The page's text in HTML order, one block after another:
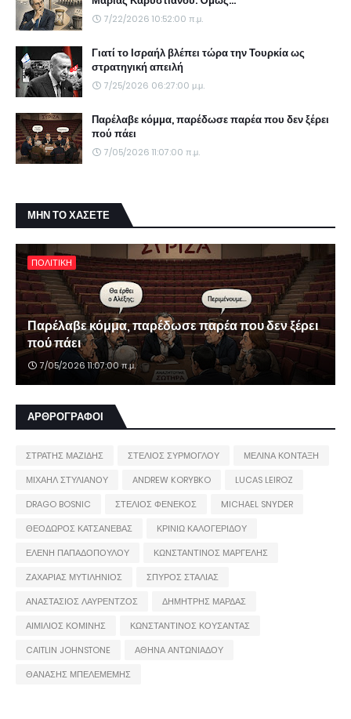
7/22/2026 10:52:00 π.μ.
Γιατί το Ισραήλ βλέπει τώρα την Τουρκία ως
στρατηγική απειλή
7/25/2026 06:27:00 μ.μ.
Παρέλαβε κόμμα, παρέδωσε παρέα που δεν ξέρει
πού πάει
7/05/2026 11:07:00 π.μ.
ΜΗΝ ΤΟ ΧΑΣΕΤΕ
ΠΟΛΙΤΙΚΗ
Παρέλαβε κόμμα, παρέδωσε παρέα που δεν ξέρει
πού πάει
7/05/2026 11:07:00 π.μ.
ΑΡΘΡΟΓΡΑΦΟΙ
ΣΤΡΑΤΗΣ ΜΑΖΙΔΗΣ ΣΤΕΛΙΟΣ ΣΥΡΜΟΓΛΟΥ
ΜΕΛΙΝΑ ΚΟΝΤΑΞΗ
ΜΙΧΑΗΛ ΣΤΥΛΙΑΝΟΥ
ANDREW KORYBKO
LUCAS LEIROZ
DRAGO BOSNIC
ΣΤΕΛΙΟΣ ΦΕΝΕΚΟΣ
MICHAEL SNYDER
ΘΕΟΔΩΡΟΣ ΚΑΤΣΑΝΕΒΑΣ
ΚΡΙΝΙΩ ΚΑΛΟΓΕΡΙΔΟΥ
ΕΛΕΝΗ ΠΑΠΑΔΟΠΟΥΛΟΥ
ΚΩΝΣΤΑΝΤΙΝΟΣ ΜΑΡΓΕΛΗΣ
ΖΑΧΑΡΙΑΣ ΜΥΤΙΛΗΝΙΟΣ
ΣΠΥΡΟΣ ΣΤΑΛΙΑΣ
ΑΝΑΣΤΑΣΙΟΣ ΛΑΥΡΕΝΤΖΟΣ
ΔΗΜΗΤΡΗΣ ΜΑΡΔΑΣ
ΑΙΜΙΛΙΟΣ ΚΟΜΙΝΗΣ
ΚΩΝΣΤΑΝΤΙΝΟΣ ΚΟΥΣΑΝΤΑΣ
CAITLIN JOHNSTONE
ΑΘΗΝΑ ΑΝΤΩΝΙΑΔΟΥ
ΘΑΝΑΣΗΣ ΜΠΕΛΕΜΕΜΗΣ